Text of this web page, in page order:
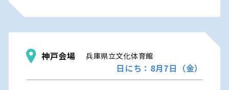
神戸会場 兵庫県立文化体育館
日にち：8月7日（金）